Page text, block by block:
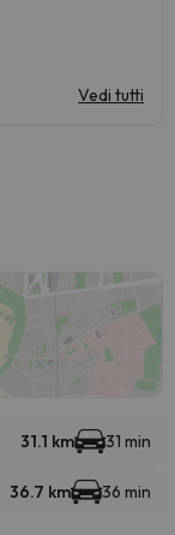
Vedi tutti
31.1 km 31 min
36.7 km 36 min